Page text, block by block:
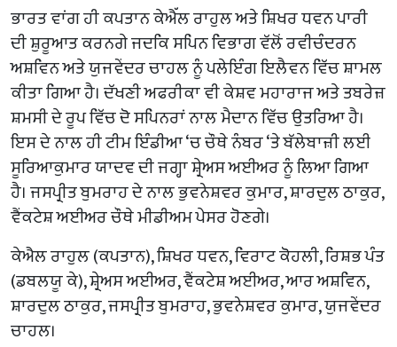
ਭਾਰਤ ਵਾਂਗ ਹੀ ਕਪਤਾਨ ਕੇਐੱਲ ਰਾਹੁਲ ਅਤੇ ਸ਼ਿਖਰ ਧਵਨ ਪਾਰੀ
ਦੀ ਸ਼ੁਰੂਆਤ ਕਰਨਗੇ ਜਦਕਿ ਸਪਿਨ ਵਿਭਾਗ ਵੱਲੋਂ ਰਵੀਚੰਦਰਨ
ਅਸ਼ਵਿਨ ਅਤੇ ਯੁਜਵੇਂਦਰ ਚਾਹਲ ਨੂੰ ਪਲੇਇੰਗ ਇਲੈਵਨ ਵਿੱਚ ਸ਼ਾਮਲ
ਕੀਤਾ ਗਿਆ ਹੈ। ਦੱਖਣੀ ਅਫਰੀਕਾ ਵੀ ਕੇਸ਼ਵ ਮਹਾਰਾਜ ਅਤੇ ਤਬਰੇਜ਼
ਸ਼ਮਸੀ ਦੇ ਰੂਪ ਵਿੱਚ ਦੋ ਸਪਿਨਰਾਂ ਨਾਲ ਮੈਦਾਨ ਵਿੱਚ ਉਤਰਿਆ ਹੈ।
ਇਸ ਦੇ ਨਾਲ ਹੀ ਟੀਮ ਇੰਡੀਆ ‘ਚ ਚੌਥੇ ਨੰਬਰ ‘ਤੇ ਬੱਲੇਬਾਜ਼ੀ ਲਈ
ਸੂਰਿਆਕੁਮਾਰ ਯਾਦਵ ਦੀ ਜਗ੍ਹਾ ਸ਼੍ਰੇਅਸ ਅਈਅਰ ਨੂੰ ਲਿਆ ਗਿਆ
ਹੈ। ਜਸਪ੍ਰੀਤ ਬੁਮਰਾਹ ਦੇ ਨਾਲ ਭੁਵਨੇਸ਼ਵਰ ਕੁਮਾਰ, ਸ਼ਾਰਦੁਲ ਠਾਕੁਰ,
ਵੈਂਕਟੇਸ਼ ਅਈਅਰ ਚੌਥੇ ਮੀਡੀਅਮ ਪੇਸਰ ਹੋਣਗੇ।
ਕੇਐਲ ਰਾਹੁਲ (ਕਪਤਾਨ), ਸ਼ਿਖਰ ਧਵਨ, ਵਿਰਾਟ ਕੋਹਲੀ, ਰਿਸ਼ਭ ਪੰਤ
(ਡਬਲਯੂ ਕੇ), ਸ਼੍ਰੇਅਸ ਅਈਅਰ, ਵੈਂਕਟੇਸ਼ ਅਈਅਰ, ਆਰ ਅਸ਼ਵਿਨ,
ਸ਼ਾਰਦੁਲ ਠਾਕੁਰ, ਜਸਪ੍ਰੀਤ ਬੁਮਰਾਹ, ਭੁਵਨੇਸ਼ਵਰ ਕੁਮਾਰ, ਯੁਜਵੇਂਦਰ
ਚਾਹਲ।